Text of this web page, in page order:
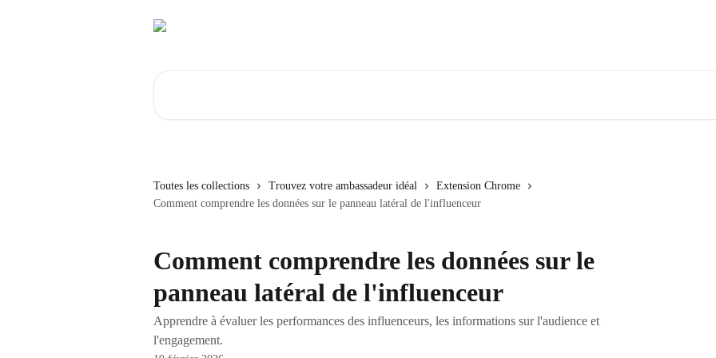
Toutes les collections Trouvez votre ambassadeur idéal
Extension Chrome
Comment comprendre les données sur le panneau latéral de l'influenceur
Comment comprendre les données sur le
panneau latéral de l'influenceur
Apprendre à évaluer les performances des influenceurs, les informations sur l'audience et
l'engagement.